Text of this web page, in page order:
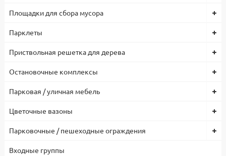
Площадки для сбора мусора
Парклеты
Приствольная решетка для дерева
Остановочные комплексы
Парковая / уличная мебель
Цветочные вазоны
Парковочные / пешеходные ограждения
Входные группы